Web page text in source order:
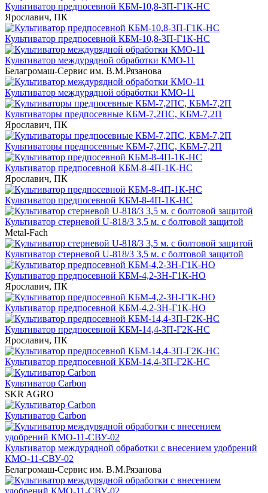
Культиватор предпосевной КБМ-10,8-3П-Г1К-НС
Ярославич, ПК
Культиватор предпосевной КБМ-10,8-3П-Г1К-НС
Культиватор междурядной обработки КМО-11
Белагромаш-Сервис им. В.М.Рязанова
Культиватор междурядной обработки КМО-11
Культиваторы предпосевные КБМ-7,2ПС, КБМ-7,2П
Ярославич, ПК
Культиваторы предпосевные КБМ-7,2ПС, КБМ-7,2П
Культиватор предпосевной КБМ-8-4П-1К-НС
Ярославич, ПК
Культиватор предпосевной КБМ-8-4П-1К-НС
Культиватор стерневой U-818/3 3,5 м. с болтовой защитой
Metal-Fach
Культиватор стерневой U-818/3 3,5 м. с болтовой защитой
Культиватор предпосевной КБМ-4,2-3Н-Г1К-НО
Ярославич, ПК
Культиватор предпосевной КБМ-4,2-3Н-Г1К-НО
Культиватор предпосевной КБМ-14,4-3П-Г2К-НС
Ярославич, ПК
Культиватор предпосевной КБМ-14,4-3П-Г2К-НС
Культиватор Carbon
SKR AGRO
Культиватор Carbon
Культиватор междурядной обработки с внесением удобрений
КМО-11-СВУ-02
Белагромаш-Сервис им. В.М.Рязанова